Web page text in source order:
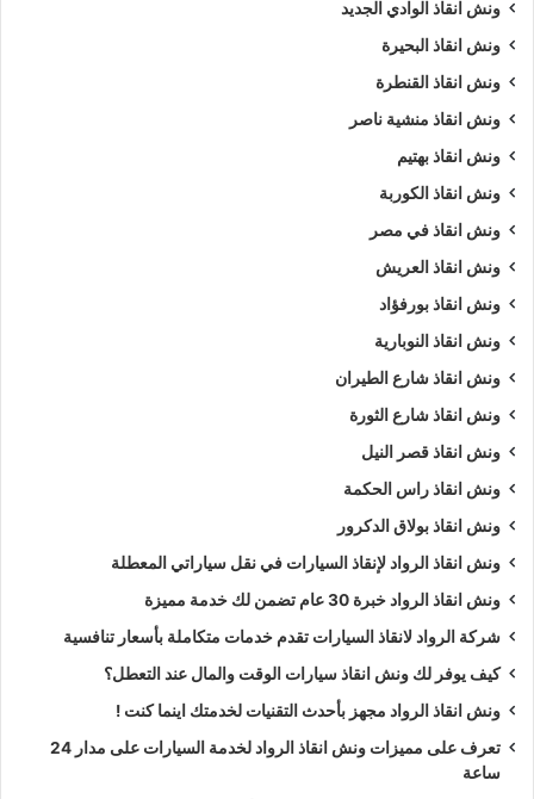
ونش انقاذ الوادي الجديد
ونش انقاذ البحيرة
ونش انقاذ القنطرة
ونش انقاذ منشية ناصر
ونش انقاذ بهتيم
ونش انقاذ الكوربة
ونش انقاذ في مصر
ونش انقاذ العريش
ونش انقاذ بورفؤاد
ونش انقاذ النوبارية
ونش انقاذ شارع الطيران
ونش انقاذ شارع الثورة
ونش انقاذ قصر النيل
ونش انقاذ راس الحكمة
ونش انقاذ بولاق الدكرور
ونش انقاذ الرواد لإنقاذ السيارات في نقل سياراتي المعطلة
ونش انقاذ الرواد خبرة 30 عام تضمن لك خدمة مميزة
شركة الرواد لانقاذ السيارات تقدم خدمات متكاملة بأسعار تنافسية
كيف يوفر لك ونش انقاذ سيارات الوقت والمال عند التعطل؟
ونش انقاذ الرواد مجهز بأحدث التقنيات لخدمتك اينما كنت !
تعرف على مميزات ونش انقاذ الرواد لخدمة السيارات على مدار 24
ساعة